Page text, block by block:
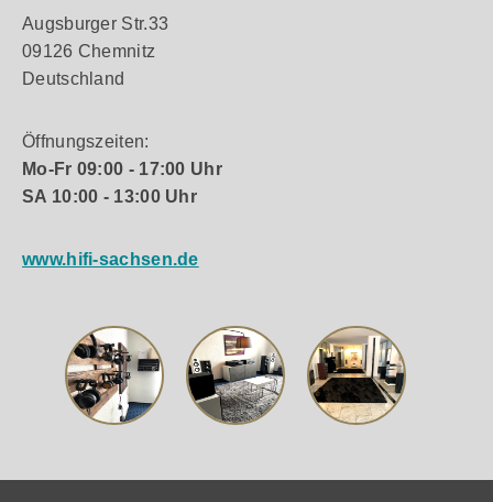
Augsburger Str.33
09126 Chemnitz
Deutschland
Öffnungszeiten:
Mo-Fr 09:00 - 17:00 Uhr
SA 10:00 - 13:00 Uhr
www.hifi-sachsen.de